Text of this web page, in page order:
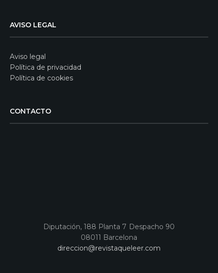
AVISO LEGAL
Aviso legal
Política de privacidad
Política de cookies
CONTACTO
Diputación, 188 Planta 7 Despacho 90
08011 Barcelona
direccion@revistaqueleer.com